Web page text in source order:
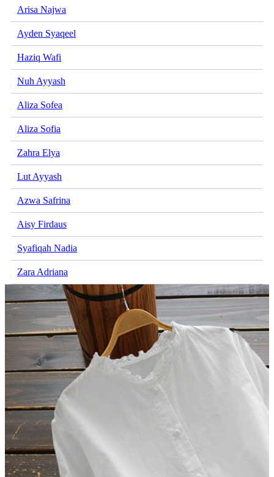
Arisa Najwa
Ayden Syaqeel
Haziq Wafi
Nuh Ayyash
Aliza Sofea
Aliza Sofia
Zahra Elya
Lut Ayyash
Azwa Safrina
Aisy Firdaus
Syafiqah Nadia
Zara Adriana